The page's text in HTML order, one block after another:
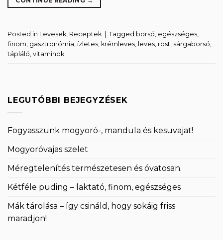
Posted in Levesek, Receptek Tagged borsó, egészséges,
finom, gasztronómia, ízletes, krémleves, leves, rost, sárgaborsó,
tápláló, vitaminok
LEGUTÓBBI BEJEGYZÉSEK
Fogyasszunk mogyoró-, mandula és kesuvajat!
Mogyoróvajas szelet
Méregtelenítés természetesen és óvatosan.
Kétféle puding – laktató, finom, egészséges
Mák tárolása – így csináld, hogy sokáig friss
maradjon!